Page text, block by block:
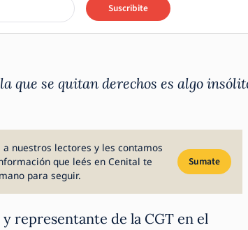
Suscribite
que se quitan derechos es algo
nuestros lectores y les contamos
que leés en Cenital te
para seguir.
Sumate
representante de la CGT en el